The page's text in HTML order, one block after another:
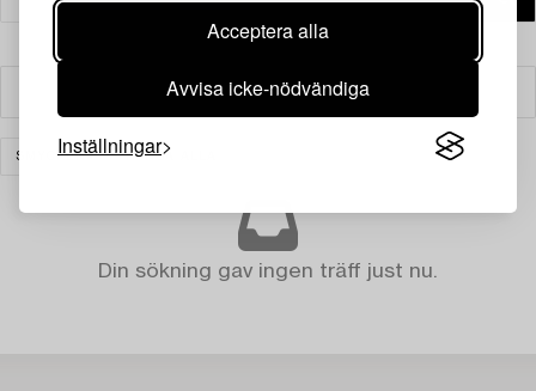
Acceptera alla
Avvisa icke-nödvändiga
Inställningar
Filter
SMYCKEN RENSA ALLA
Din sökning gav ingen träff just nu.